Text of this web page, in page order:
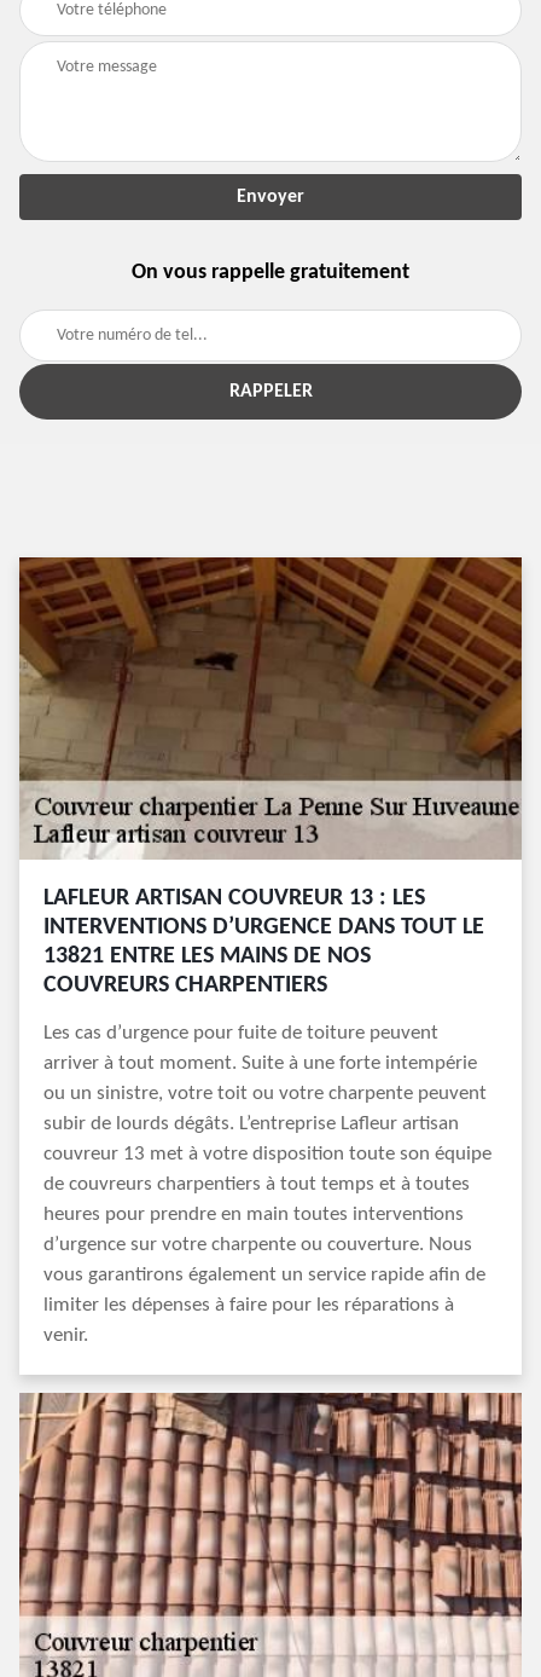
On vous rappelle gratuitement
LAFLEUR ARTISAN COUVREUR 13 : LES
INTERVENTIONS D’URGENCE DANS TOUT LE
13821 ENTRE LES MAINS DE NOS
COUVREURS CHARPENTIERS
Les cas d’urgence pour fuite de toiture peuvent
arriver à tout moment. Suite à une forte intempérie
ou un sinistre, votre toit ou votre charpente peuvent
subir de lourds dégâts. L’entreprise Lafleur artisan
couvreur 13 met à votre disposition toute son équipe
de couvreurs charpentiers à tout temps et à toutes
heures pour prendre en main toutes interventions
d’urgence sur votre charpente ou couverture. Nous
vous garantirons également un service rapide afin de
limiter les dépenses à faire pour les réparations à
venir.